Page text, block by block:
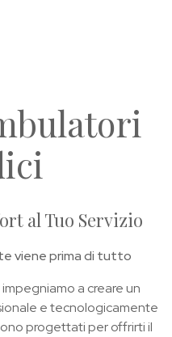
al Tuo Servizio
viene prima di tutto
a creare un
e tecnologicamente
progettati per offrirti il